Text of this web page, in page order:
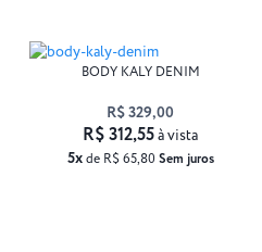
BODY KALY DENIM
R$ 329,00
5xde R$ 65,80 Sem juros
R$ 312,55à vista